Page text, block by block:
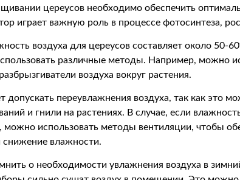
цереусов необходимо обеспечить
играет важную роль в процессе фотосинтеза,
воздуха для цереусов составляет около 50-
различные методы. Например, можно
воздуха вокруг растения.
допускать переувлажнения воздуха, так как это
и гнили на растениях. В случае, если
использовать методы вентиляции, чтобы
снижение влажности.
о необходимости увлажнения воздуха в